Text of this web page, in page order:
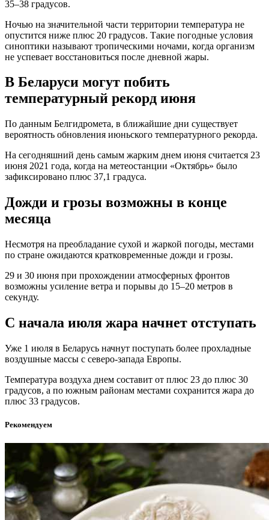
35–38 градусов.
Ночью на значительной части территории температура не
опустится ниже плюс 20 градусов. Такие погодные условия
синоптики называют тропическими ночами, когда организм
не успевает восстановиться после дневной жары.
В Беларуси могут побить
температурный рекорд июня
По данным Белгидромета, в ближайшие дни существует
вероятность обновления июньского температурного рекорда.
На сегодняшний день самым жарким днем июня считается 23
июня 2021 года, когда на метеостанции «Октябрь» было
зафиксировано плюс 37,1 градуса.
Дожди и грозы возможны в конце
месяца
Несмотря на преобладание сухой и жаркой погоды, местами
по стране ожидаются кратковременные дожди и грозы.
29 и 30 июня при прохождении атмосферных фронтов
возможны усиление ветра и порывы до 15–20 метров в
секунду.
С начала июля жара начнет отступать
Уже 1 июля в Беларусь начнут поступать более прохладные
воздушные массы с северо-запада Европы.
Температура воздуха днем составит от плюс 23 до плюс 30
градусов, а по южным районам местами сохранится жара до
плюс 33 градусов.
Рекомендуем